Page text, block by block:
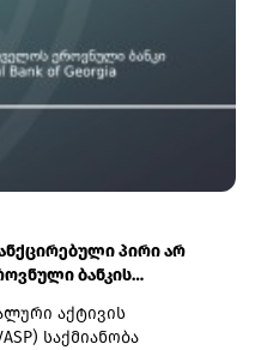
პირი არ
ბანკის
აქტივის
საქმიანობა